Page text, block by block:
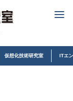
仮想化技術研究室 ITエ